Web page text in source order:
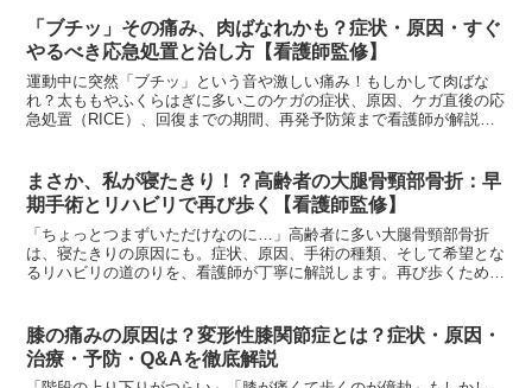
「ブチッ」その痛み、肉ばなれかも？症状・原因・すぐ
やるべき応急処置と治し方【看護師監修】
運動中に突然「ブチッ」という音や激しい痛み！もしかして肉ばな
れ？太ももやふくらはぎに多いこのケガの症状、原因、ケガ直後の応
急処置（RICE）、回復までの期間、再発予防策まで看護師が解説。
まさか、私が寝たきり！？高齢者の大腿骨頸部骨折：早
期手術とリハビリで再び歩く【看護師監修】
「ちょっとつまずいただけなのに…」高齢者に多い大腿骨頸部骨折
は、寝たきりの原因にも。症状、原因、手術の種類、そして希望とな
るリハビリの道のりを、看護師が丁寧に解説します。再び歩くため
膝の痛みの原因は？変形性膝関節症とは？症状・原因・
治療・予防・Q&Aを徹底解説